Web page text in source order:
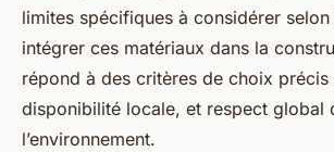
limites spécifiques à considérer
intégrer ces matériaux dans la
répond à des critères de choix
disponibilité locale, et respect global
l’environnement.